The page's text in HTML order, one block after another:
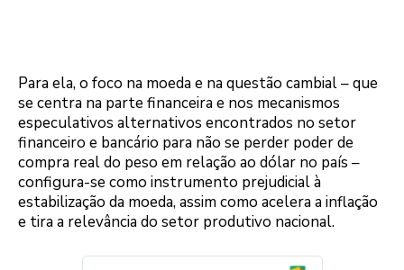
Para ela, o foco na moeda e na questão cambial – que
se centra na parte financeira e nos mecanismos
especulativos alternativos encontrados no setor
financeiro e bancário para não se perder poder de
compra real do peso em relação ao dólar no país –
configura-se como instrumento prejudicial à
estabilização da moeda, assim como acelera a inflação
e tira a relevância do setor produtivo nacional.